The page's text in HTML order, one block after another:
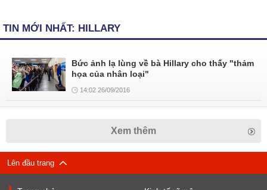
TIN MỚI NHẤT: HILLARY
Bức ảnh lạ lùng về bà Hillary cho thấy "thảm
họa của nhân loại"
14:02 26/09/2016
Xem thêm
Lên đầu trang